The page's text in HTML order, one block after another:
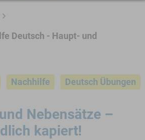
Deutsch - Haupt- und
Nachhilfe Deutsch Übungen
Nebensätze –
kapiert!